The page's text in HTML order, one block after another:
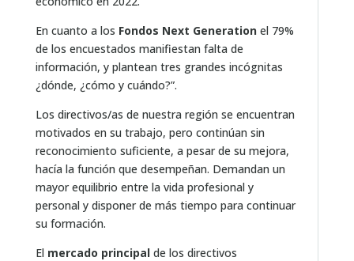
En cuanto a los Fondos Next Generationel 79%
de los encuestados manifiestan falta de
información, y plantean tres grandes incógnitas
¿dónde, ¿cómo y cuándo?”.
Los directivos/as de nuestra región se encuentran
motivados en su trabajo, pero continúan sin
reconocimiento suficiente, a pesar de su mejora,
hacía la función que desempeñan. Demandan un
mayor equilibrio entre la vida profesional y
personal y disponer de más tiempo para continuar
su formación.
El mercado principalde los directivos